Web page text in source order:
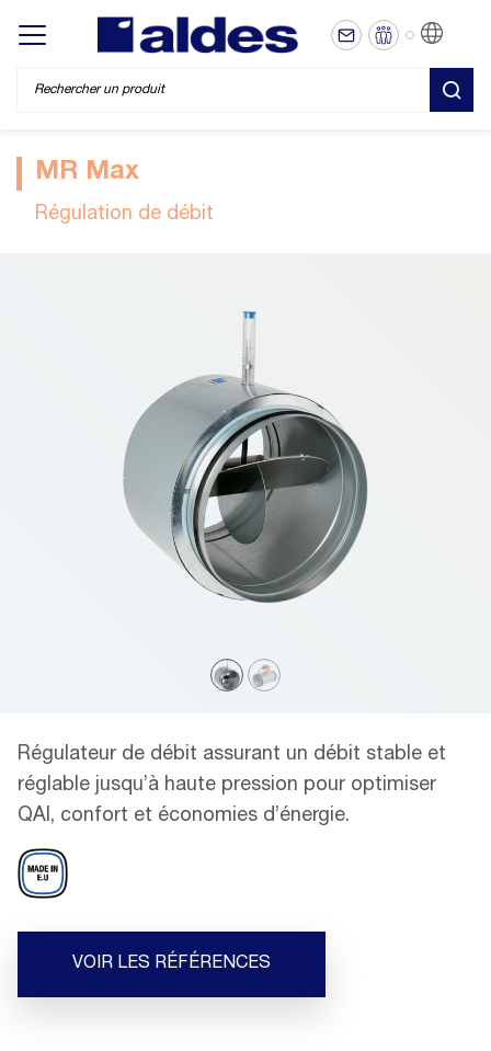
Display/hide main menu
MR Max
Régulation de débit
Régulateur de débit assurant un débit stable et
réglable jusqu’à haute pression pour optimiser
QAI, confort et économies d’énergie.
VOIR LES RÉFÉRENCES